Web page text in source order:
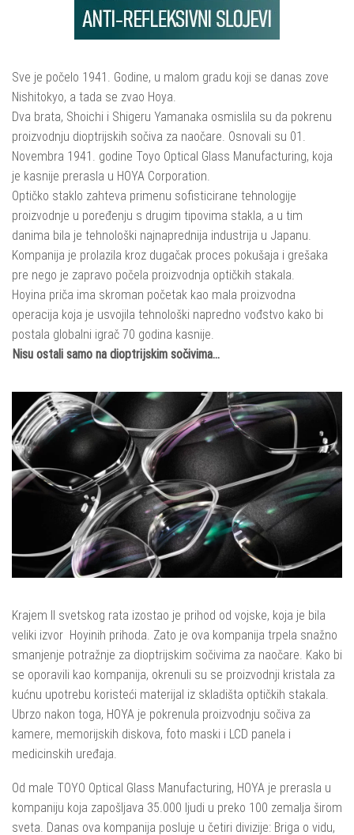
Sve je počelo 1941. Godine, u malom gradu koji se danas zove
Nishitokyo, a tada se zvao Hoya.
Dva brata, Shoichi i Shigeru Yamanaka osmislila su da pokrenu
proizvodnju dioptrijskih sočiva za naočare. Osnovali su 01.
Novembra 1941. godine Toyo Optical Glass Manufacturing, koja
je kasnije prerasla u HOYA Corporation.
Optičko staklo zahteva primenu sofisticirane tehnologije
proizvodnje u poređenju s drugim tipovima stakla, a u tim
danima bila je tehnološki najnaprednija industrija u Japanu.
Kompanija je prolazila kroz dugačak proces pokušaja i grešaka
pre nego je zapravo počela proizvodnja optičkih stakala.
Hoyina priča ima skroman početak kao mala proizvodna
operacija koja je usvojila tehnološki napredno vođstvo kako bi
postala globalni igrač 70 godina kasnije.
Nisu ostali samo na dioptrijskim sočivima…
Krajem II svetskog rata izostao je prihod od vojske, koja je bila
veliki izvor Hoyinih prihoda. Zato je ova kompanija trpela snažno
smanjenje potražnje za dioptrijskim sočivima za naočare. Kako bi
se oporavili kao kompanija, okrenuli su se proizvodnji kristala za
kućnu upotrebu koristeći materijal iz skladišta optičkih stakala.
Ubrzo nakon toga, HOYA je pokrenula proizvodnju sočiva za
kamere, memorijskih diskova, foto maski i LCD panela i
medicinskih uređaja.
Od male TOYO Optical Glass Manufacturing, HOYA je prerasla u
kompaniju koja zapošljava 35.000 ljudi u preko 100 zemalja širom
sveta. Danas ova kompanija posluje u četiri divizije: Briga o vidu,